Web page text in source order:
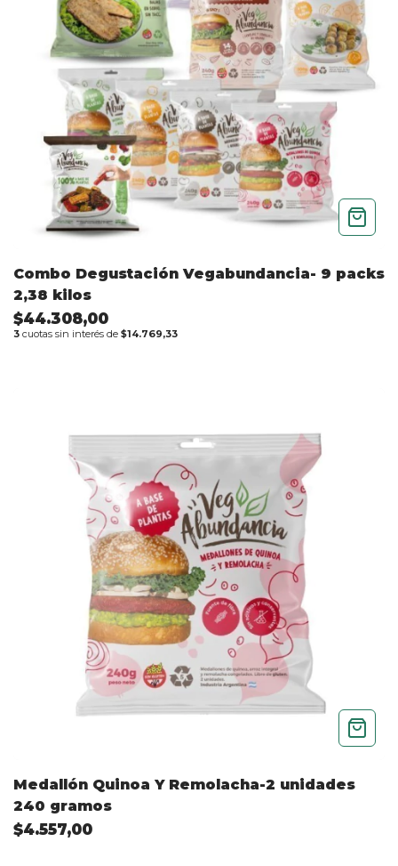
Combo Degustación Vegabundancia- 9 packs
2,38 kilos
$44.308,00
3 cuotas sin interés de $14.769,33
Medallón Quinoa Y Remolacha-2 unidades
240 gramos
$4.557,00